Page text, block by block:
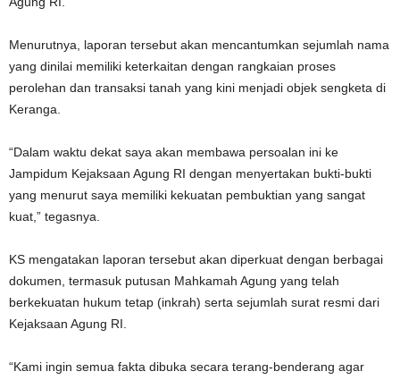
Menurutnya, laporan tersebut akan mencantumkan sejumlah nama
yang dinilai memiliki keterkaitan dengan rangkaian proses
perolehan dan transaksi tanah yang kini menjadi objek sengketa di
Keranga.
“Dalam waktu dekat saya akan membawa persoalan ini ke
Jampidum Kejaksaan Agung RI dengan menyertakan bukti-bukti
yang menurut saya memiliki kekuatan pembuktian yang sangat
kuat,” tegasnya.
KS mengatakan laporan tersebut akan diperkuat dengan berbagai
dokumen, termasuk putusan Mahkamah Agung yang telah
berkekuatan hukum tetap (inkrah) serta sejumlah surat resmi dari
Kejaksaan Agung RI.
“Kami ingin semua fakta dibuka secara terang-benderang agar